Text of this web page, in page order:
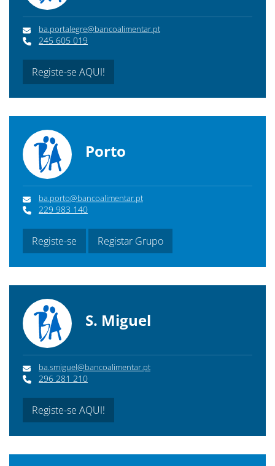
ba.portalegre@bancoalimentar.pt
245 605 019
Registe-se AQUI!
Porto
ba.porto@bancoalimentar.pt
229 983 140
Registe-se Registar Grupo
S. Miguel
ba.smiguel@bancoalimentar.pt
296 281 210
Registe-se AQUI!